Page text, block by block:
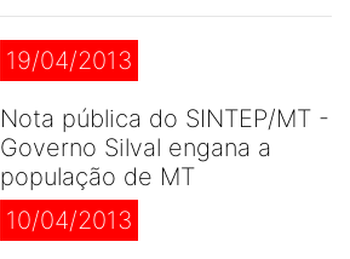
19/04/2013
Nota pública do SINTEP/MT -
Governo Silval engana a
população de MT
10/04/2013